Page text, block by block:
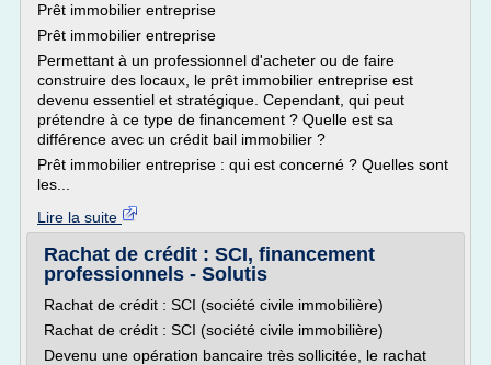
Prêt immobilier entreprise
Prêt immobilier entreprise
Permettant à un professionnel d'acheter ou de faire
construire des locaux, le prêt immobilier entreprise est
devenu essentiel et stratégique. Cependant, qui peut
prétendre à ce type de financement ? Quelle est sa
différence avec un crédit bail immobilier ?
Prêt immobilier entreprise : qui est concerné ? Quelles sont
les...
Lire la suite
Rachat de crédit : SCI, financement
professionnels - Solutis
Rachat de crédit : SCI (société civile immobilière)
Rachat de crédit : SCI (société civile immobilière)
Devenu une opération bancaire très sollicitée, le rachat